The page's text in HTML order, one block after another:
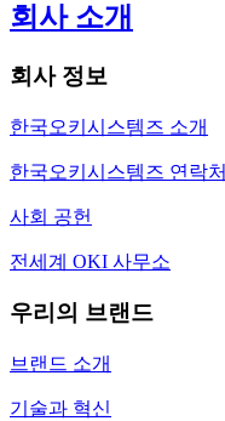
회사 소개
회사 정보
한국오키시스템즈 소개
한국오키시스템즈 연락처
사회 공헌
전세계 OKI 사무소
우리의 브랜드
브랜드 소개
기술과 혁신